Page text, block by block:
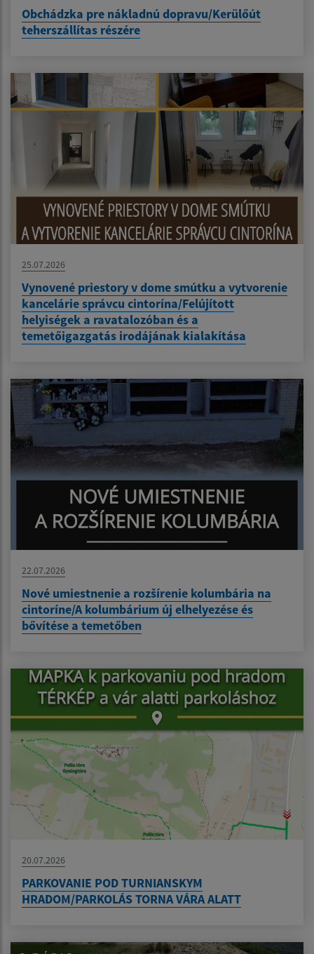
Obchádzka pre nákladnú dopravu/Kerülőút
teherszállítas részére
25.07.2026
Vynovené priestory v dome smútku a vytvorenie
kancelárie správcu cintorína/Felújított
helyiségek a ravatalozóban és a
temetőigazgatás irodájának kialakítása
22.07.2026
Nové umiestnenie a rozšírenie kolumbária na
cintoríne/A kolumbárium új elhelyezése és
bővítése a temetőben
20.07.2026
PARKOVANIE POD TURNIANSKYM
HRADOM/PARKOLÁS TORNA VÁRA ALATT